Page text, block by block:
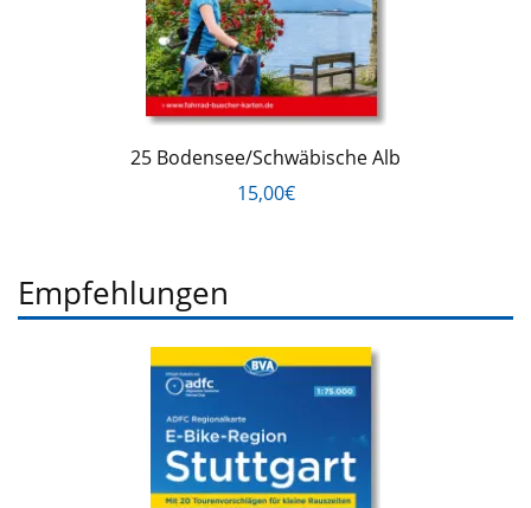
25 Bodensee/Schwäbische Alb
15,00€
Empfehlungen